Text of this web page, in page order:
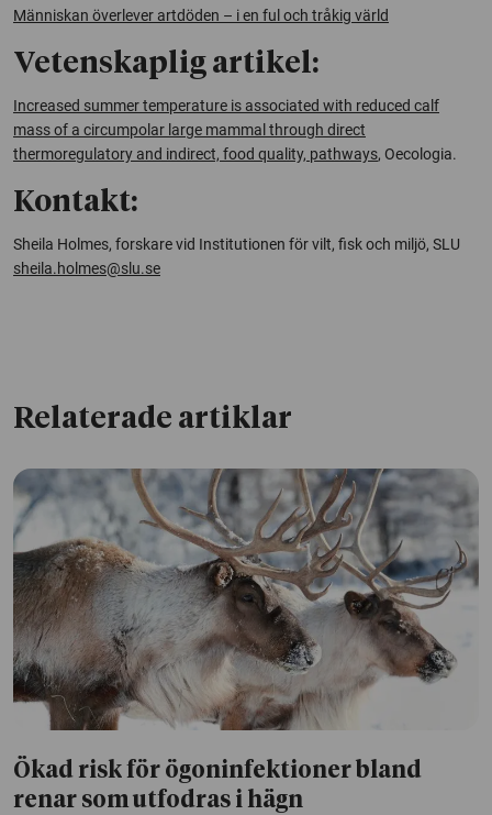
Människan överlever artdöden – i en ful och tråkig värld
Vetenskaplig artikel:
Increased summer temperature is associated with reduced calf
mass of a circumpolar large mammal through direct
thermoregulatory and indirect, food quality, pathways, Oecologia.
Kontakt:
Sheila Holmes, forskare vid Institutionen för vilt, fisk och miljö, SLU
sheila.holmes@slu.se
Relaterade artiklar
Ökad risk för ögoninfektioner bland
renar som utfodras i hägn